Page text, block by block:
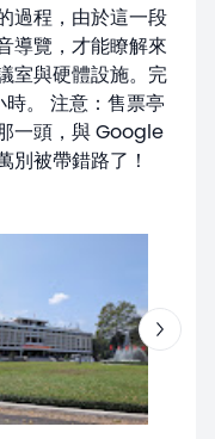
過程，由於這一段
導覽，才能瞭解來
室與硬體設施。完
。 注意：售票亭
一頭，與 Google
別被帶錯路了！